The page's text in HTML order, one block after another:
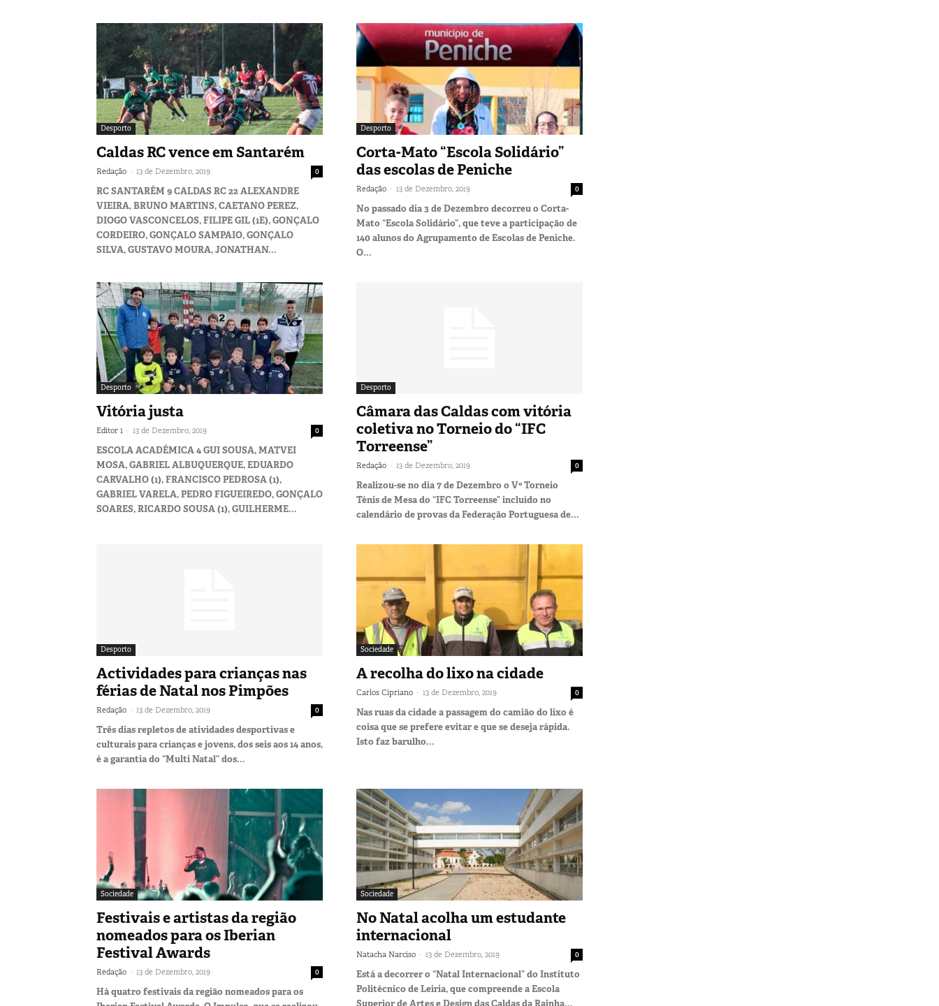
Desporto
Caldas RC vence em Santarém
Redação - 13 de Dezembro, 2019 0
RC SANTARÉM 9 CALDAS RC 22 ALEXANDRE
VIEIRA, BRUNO MARTINS, CAETANO PEREZ,
DIOGO VASCONCELOS, FILIPE GIL (1E), GONÇALO
CORDEIRO, GONÇALO SAMPAIO, GONÇALO
SILVA, GUSTAVO MOURA, JONATHAN...
Desporto
Corta-Mato “Escola Solidário”
das escolas de Peniche
Redação - 13 de Dezembro, 2019 0
No passado dia 3 de Dezembro decorreu o Corta-
Mato “Escola Solidário”, que teve a participação de
140 alunos do Agrupamento de Escolas de Peniche.
O...
Desporto
Vitória justa
Editor 1 - 13 de Dezembro, 2019 0
ESCOLA ACADÉMICA 4 GUI SOUSA, MATVEI
MOSA, GABRIEL ALBUQUERQUE, EDUARDO
CARVALHO (1), FRANCISCO PEDROSA (1),
GABRIEL VARELA, PEDRO FIGUEIREDO, GONÇALO
SOARES, RICARDO SOUSA (1), GUILHERME...
Desporto
Câmara das Caldas com vitória
coletiva no Torneio do “IFC
Torreense”
Redação - 13 de Dezembro, 2019 0
Realizou-se no dia 7 de Dezembro o Vº Torneio
Ténis de Mesa do “IFC Torreense” incluído no
calendário de provas da Federação Portuguesa de...
Desporto
Actividades para crianças nas
férias de Natal nos Pimpões
Redação - 13 de Dezembro, 2019 0
Três dias repletos de atividades desportivas e
culturais para crianças e jovens, dos seis aos 14 anos,
é a garantia do “Multi Natal” dos...
Sociedade
A recolha do lixo na cidade
Carlos Cipriano - 13 de Dezembro, 2019 0
Nas ruas da cidade a passagem do camião do lixo é
coisa que se prefere evitar e que se deseja rápida.
Isto faz barulho...
Sociedade
Festivais e artistas da região
nomeados para os Iberian
Festival Awards
Redação - 13 de Dezembro, 2019 0
Há quatro festivais da região nomeados para os
Sociedade
No Natal acolha um estudante
internacional
Natacha Narciso - 13 de Dezembro, 2019 0
Está a decorrer o “Natal Internacional” do Instituto
Politécnico de Leiria, que compreende a Escola
Superior de Artes e Design das Caldas da Rainha...